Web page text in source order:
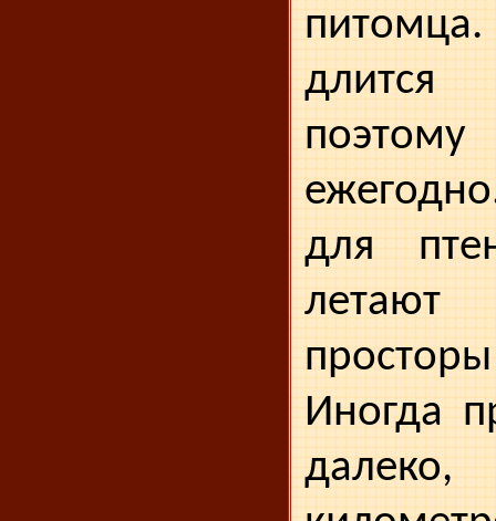
питомца.
поэтому
для
летают
Иногда